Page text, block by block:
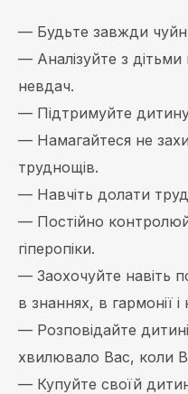
— Будьте завжди
— Аналізуйте з дітьми
невдач.
— Підтримуйте
— Намагайтеся не
труднощів.
— Навчіть долати
— Постійно
гіперопіки.
— Заохочуйте навіть
в знаннях, в гармонії і
— Розповідайте
хвилювало Вас, коли
— Купуйте своїй